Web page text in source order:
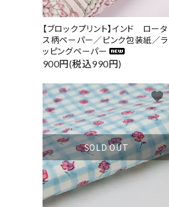
【ブロックプリント】インド ロータ
ス柄ペーパー／ピンク包装紙／ラ
ッピングペーパー
900円(税込990円)
SOLD OUT
favorite